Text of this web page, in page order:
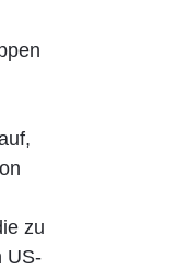
zu
US-